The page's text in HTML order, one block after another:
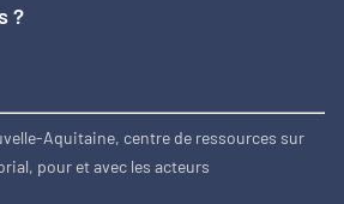
?
Aquitaine, centre de ressources sur
pour et avec les acteurs